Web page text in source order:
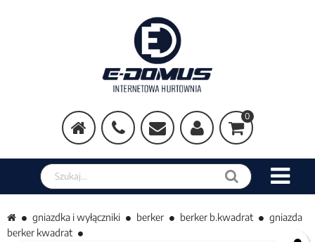
0
Szukaj w sklepie
gniazdka i wyłączniki berker berker b.kwadrat
gniazda
berker kwadrat